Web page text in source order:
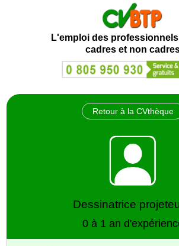
L'emploi des
cadres et non
Retour à la CVthèque
Dessinatrice
0 à 1 an